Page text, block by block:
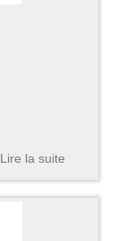
Lire la suite